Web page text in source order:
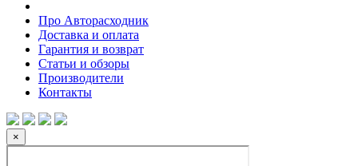
Про Авторасходник
Доставка и оплата
Гарантия и возврат
Статьи и обзоры
Производители
Контакты
×